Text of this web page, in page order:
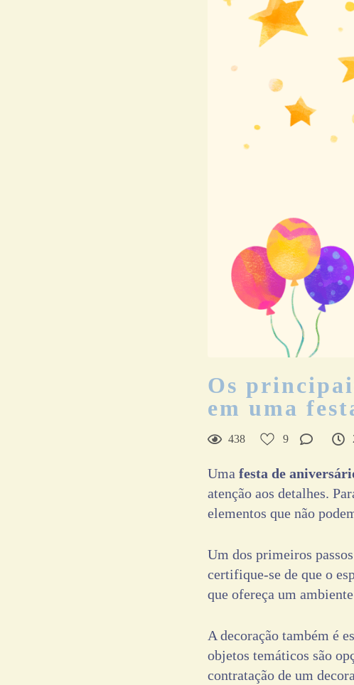
Os
em uma
438 9
Uma festa de
atenção aos detalhes.
elementos que não
Um dos primeiros
certifique-se de que o
que ofereça um
A decoração também é
objetos temáticos são
contratação de um